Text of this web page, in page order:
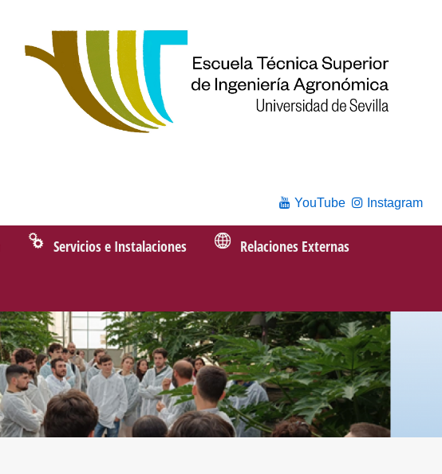
YouTube Instagram
Servicios e Instalaciones Relaciones Externas